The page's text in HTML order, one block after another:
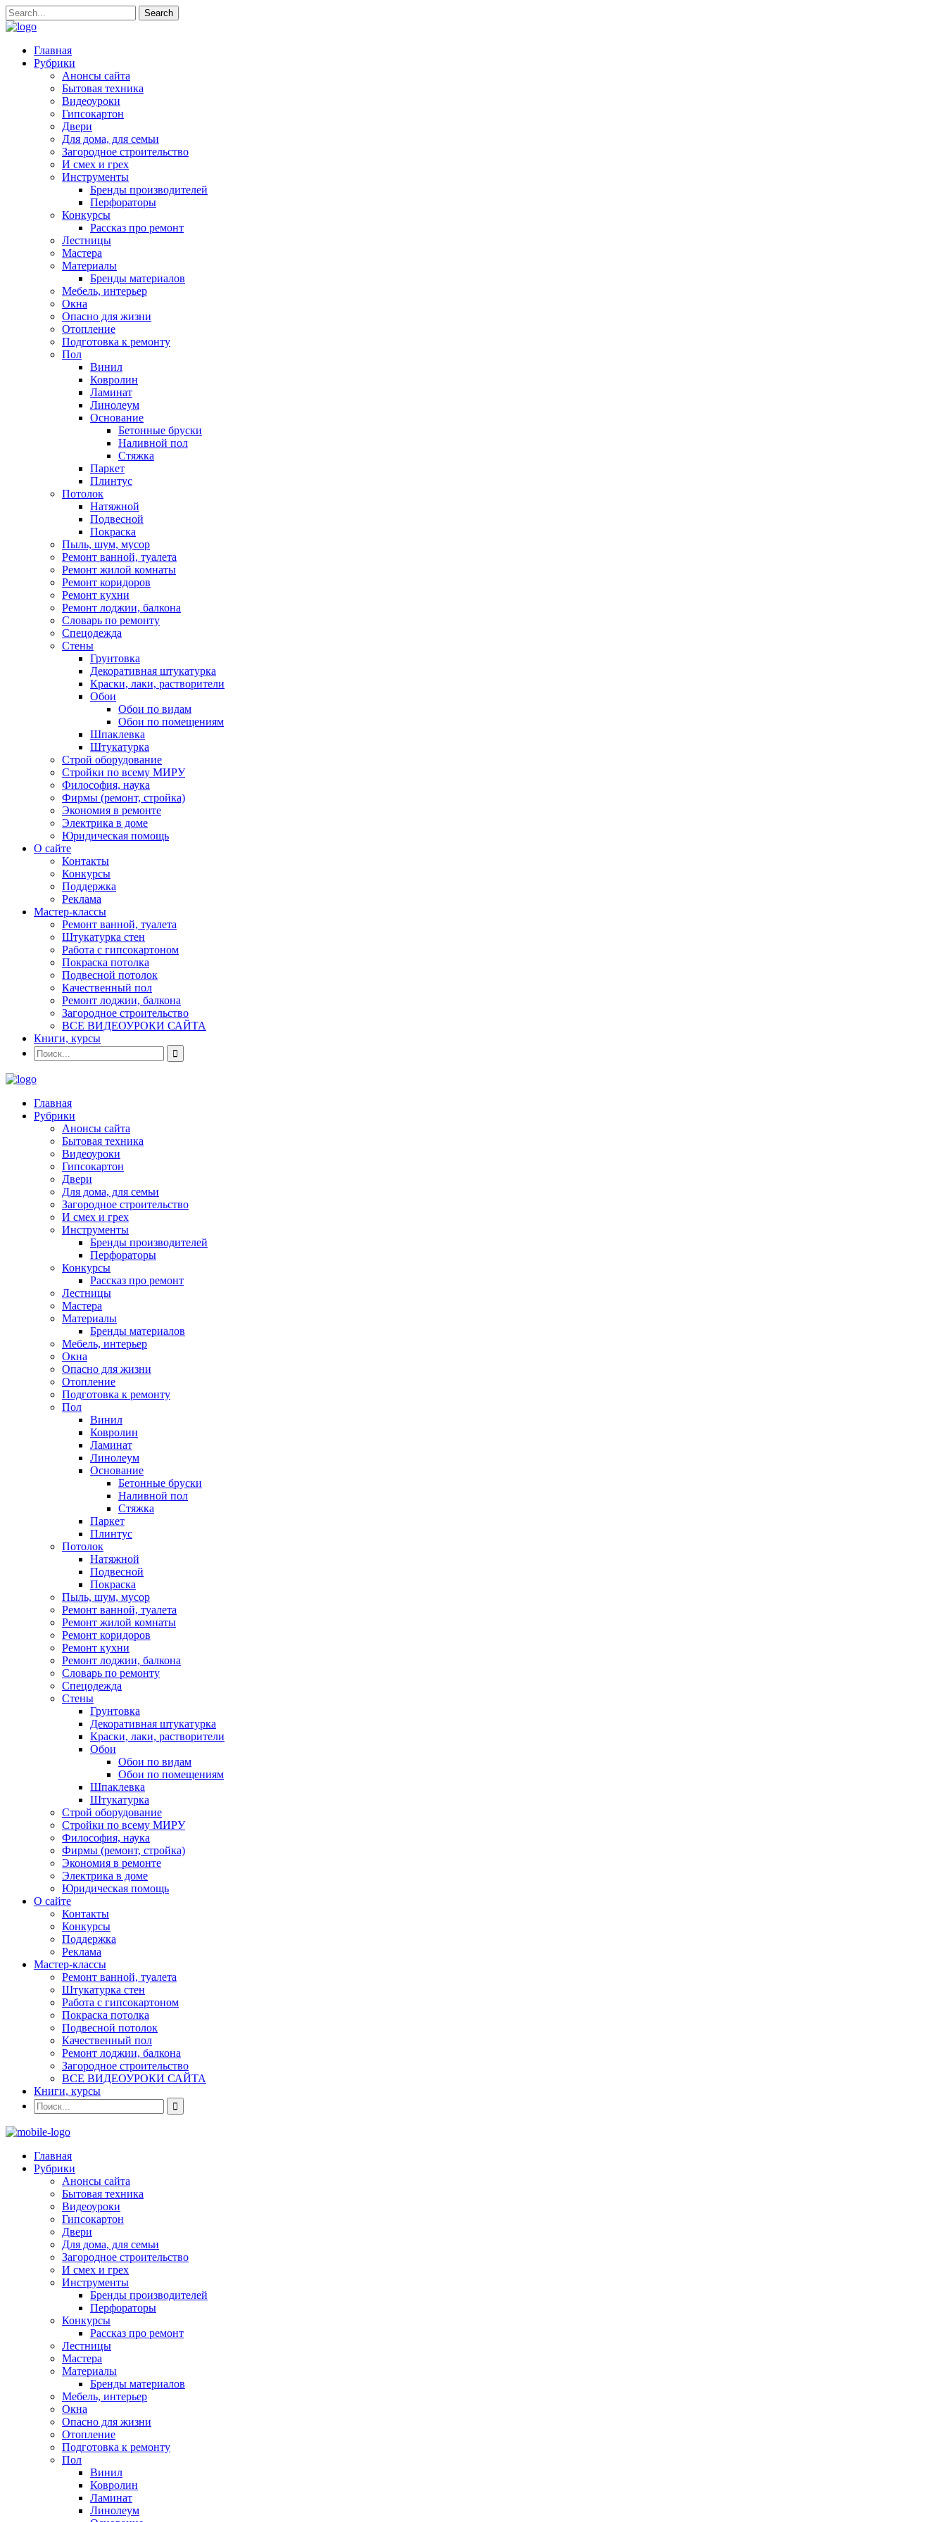
Главная
Рубрики
Анонсы сайта
Бытовая техника
Видеоуроки
Гипсокартон
Двери
Для дома, для семьи
Загородное строительство
И смех и грех
Инструменты
Бренды производителей
Перфораторы
Конкурсы
Рассказ про ремонт
Лестницы
Мастера
Материалы
Бренды материалов
Мебель, интерьер
Окна
Опасно для жизни
Отопление
Подготовка к ремонту
Пол
Винил
Ковролин
Ламинат
Линолеум
Основание
Бетонные бруски
Наливной пол
Стяжка
Паркет
Плинтус
Потолок
Натяжной
Подвесной
Покраска
Пыль, шум, мусор
Ремонт ванной, туалета
Ремонт жилой комнаты
Ремонт коридоров
Ремонт кухни
Ремонт лоджии, балкона
Словарь по ремонту
Спецодежда
Стены
Грунтовка
Декоративная штукатурка
Краски, лаки, растворители
Обои
Обои по видам
Обои по помещениям
Шпаклевка
Штукатурка
Строй оборудование
Стройки по всему МИРУ
Философия, наука
Фирмы (ремонт, стройка)
Экономия в ремонте
Электрика в доме
Юридическая помощь
О сайте
Контакты
Конкурсы
Поддержка
Реклама
Мастер-классы
Ремонт ванной, туалета
Штукатурка стен
Работа с гипсокартоном
Покраска потолка
Подвесной потолок
Качественный пол
Ремонт лоджии, балкона
Загородное строительство
ВСЕ ВИДЕОУРОКИ САЙТА
Книги, курсы
Главная
Рубрики
Анонсы сайта
Бытовая техника
Видеоуроки
Гипсокартон
Двери
Для дома, для семьи
Загородное строительство
И смех и грех
Инструменты
Бренды производителей
Перфораторы
Конкурсы
Рассказ про ремонт
Лестницы
Мастера
Материалы
Бренды материалов
Мебель, интерьер
Окна
Опасно для жизни
Отопление
Подготовка к ремонту
Пол
Винил
Ковролин
Ламинат
Линолеум
Основание
Бетонные бруски
Наливной пол
Стяжка
Паркет
Плинтус
Потолок
Натяжной
Подвесной
Покраска
Пыль, шум, мусор
Ремонт ванной, туалета
Ремонт жилой комнаты
Ремонт коридоров
Ремонт кухни
Ремонт лоджии, балкона
Словарь по ремонту
Спецодежда
Стены
Грунтовка
Декоративная штукатурка
Краски, лаки, растворители
Обои
Обои по видам
Обои по помещениям
Шпаклевка
Штукатурка
Строй оборудование
Стройки по всему МИРУ
Философия, наука
Фирмы (ремонт, стройка)
Экономия в ремонте
Электрика в доме
Юридическая помощь
О сайте
Контакты
Конкурсы
Поддержка
Реклама
Мастер-классы
Ремонт ванной, туалета
Штукатурка стен
Работа с гипсокартоном
Покраска потолка
Подвесной потолок
Качественный пол
Ремонт лоджии, балкона
Загородное строительство
ВСЕ ВИДЕОУРОКИ САЙТА
Книги, курсы
Главная
Рубрики
Анонсы сайта
Бытовая техника
Видеоуроки
Гипсокартон
Двери
Для дома, для семьи
Загородное строительство
И смех и грех
Инструменты
Бренды производителей
Перфораторы
Конкурсы
Рассказ про ремонт
Лестницы
Мастера
Материалы
Бренды материалов
Мебель, интерьер
Окна
Опасно для жизни
Отопление
Подготовка к ремонту
Пол
Винил
Ковролин
Ламинат
Линолеум